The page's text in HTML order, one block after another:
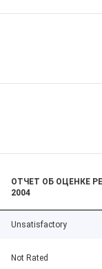
ОТЧЕТ ОБ ОЦЕНКЕ
2004
Unsatisfactory
Not Rated